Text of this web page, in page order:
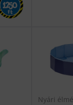
1250
Ft
Nyári